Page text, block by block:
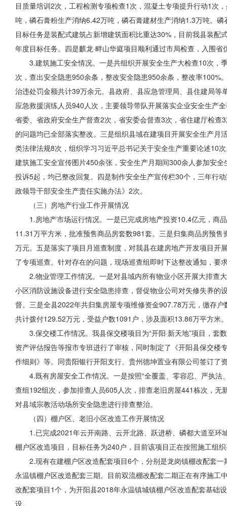
目质量培训2次，工程检测专项检查1次，混凝土专项提升行动1次
吨，磷石膏粉生产消纳6.42万吨，磷石膏建材生产消纳1.3万吨。
目标任务是装配式建筑占新增建筑面积比重达30%，目前我县装
年度目标任务。四是麒龙·畔山华庭项目顺利通过市局检查，入围省
3.建筑施工安全情况。一是共组织开展安全生产大检查10次
次，查出安全隐患950余条，整改安全隐患950余条，整改率
治违处罚金额共计39万余元。县政府、县应急管理局、县住建局等
应急救援演练人员940人次，主要领导带队开展落实企业安全生产
省委、省政府安全生产督查2次，省安委会督查3次，省住建厅检
的问题均已全部落实整改。三是组织县域在建项目开展安全生产
类法律法规8次，组织学习习近平总书记关于安全生产重要论述10
建筑施工安全宣传图片450余张，安全生产月期间300余人参加安
投诉5起，均已整改回复。四是制作安全生产宣传栏30个，三年行
政领导干部安全生产责任实施办法》2次。
（三）房地产行业工作开展情况
1.房地产市场运行情况。一是已完成房地产投资10.4亿元，商
11.31万平方米，批准预售商品房套数981套。三是归集商品房预
万元。五是落实了项目月巡查制度，对我县在建房地产开发项目
了专项巡查。针对存在的问题，现场巡查组即时下达整改通知，
2.物业管理工作情况。一是对县域内所有物业小区开展大排查
小区消防设施设备进行安全隐患排查，督促物业公司对失修失养
督。三是全县2022年共归集房屋专项维修资金907.78万元，缴存
共计拨付129.52万元，受益户数1091户，涉及面积13.86万平方米
3.保交楼工作情况。我县保交楼项目为“开阳·新天地”项目，
资产评估报告等报市专班进行了审核，同时制定了《开阳县保交
作细则》等。同贵阳银行开阳支行、贵州德坤置业有限公司签订
4.既有房屋安全工作情况。一是按照“全覆盖、零容忍、严执
查组192组次，参加排查人员605人次，排查老旧房屋441栋次，
对县域宗教活动场所安全隐患进行排查整治。
（四）棚户区、老旧小区改造工作开展情况
1.已完成2021年云开南路、云开北路、跃进桥、磷都大道至
棚户区改造项目，目标任务为240户，目前该项目正在按照施工组
2.现有在建棚户区改造配套项目6个，分别是龙岗镇棚改配套
永温镇棚户区改造配套三期。目前双流棚改配套二期正在有序施
改配套项目1个，为开阳县2018年永温镇城镇棚户区改造配套基础
设。